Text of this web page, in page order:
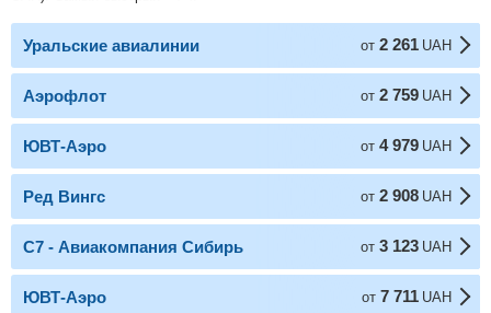
Уральские авиалинии от 2 261 UAH
Аэрофлот от 2 759 UAH
ЮВТ-Аэро от 4 979 UAH
Ред Вингс от 2 908 UAH
С7 - Авиакомпания Сибирь от 3 123 UAH
ЮВТ-Аэро от 7 711 UAH